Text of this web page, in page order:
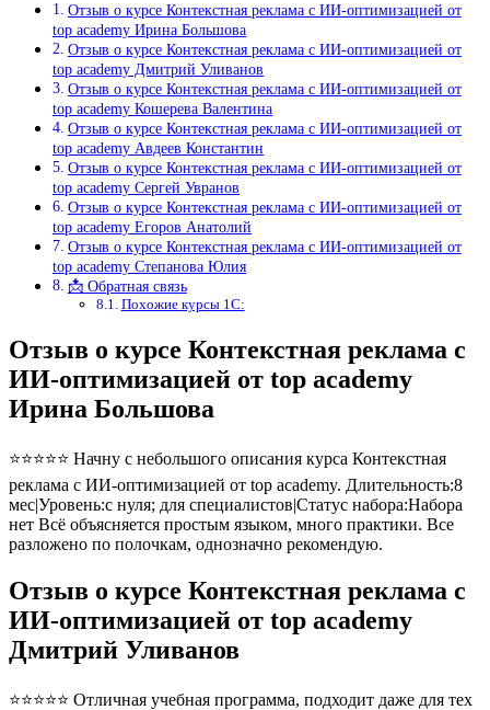
Отзыв о курсе Контекстная реклама с ИИ-оптимизацией от
top academy Ирина Большова
Отзыв о курсе Контекстная реклама с ИИ-оптимизацией от
top academy Дмитрий Уливанов
Отзыв о курсе Контекстная реклама с ИИ-оптимизацией от
top academy Кошерева Валентина
Отзыв о курсе Контекстная реклама с ИИ-оптимизацией от
top academy Авдеев Константин
Отзыв о курсе Контекстная реклама с ИИ-оптимизацией от
top academy Сергей Увранов
Отзыв о курсе Контекстная реклама с ИИ-оптимизацией от
top academy Егоров Анатолий
Отзыв о курсе Контекстная реклама с ИИ-оптимизацией от
top academy Степанова Юлия
📩 Обратная связь
Похожие курсы 1С:
Отзыв о курсе Контекстная реклама с
ИИ-оптимизацией от top academy
Ирина Большова
⭐⭐⭐⭐⭐ Начну с небольшого описания курса Контекстная
реклама с ИИ-оптимизацией от top academy. Длительность:8
мес|Уровень:с нуля; для специалистов|Статус набора:Набора
нет Всё объясняется простым языком, много практики. Все
разложено по полочкам, однозначно рекомендую.
Отзыв о курсе Контекстная реклама с
ИИ-оптимизацией от top academy
Дмитрий Уливанов
⭐⭐⭐⭐⭐ Отличная учебная программа, подходит даже для тех